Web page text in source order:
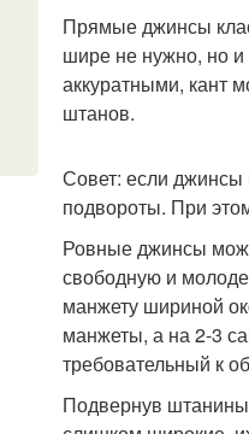
Прямые джинсы
шире не нужно, но и
аккуратными, кант
штанов.
Совет: если джинсы
подвороты. При
Ровные джинсы
свободную и
манжету шириной
манжеты, а на 2-3
требовательный к
Подвернув